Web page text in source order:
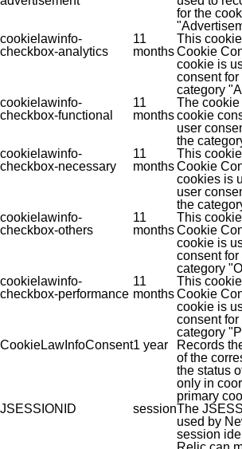
for the
cookielawinfo-
checkbox-analytics
11
months
This
Cookie
cookie is
consent
category
cookielawinfo-
checkbox-functional
11
months
The
cookie
user
the
cookielawinfo-
checkbox-necessary
11
months
This
Cookie
cookies is
user
the
cookielawinfo-
checkbox-others
11
months
This
Cookie
cookie is
consent
category
cookielawinfo-
checkbox-performance
11
months
This
Cookie
cookie is
consent
category
CookieLawInfoConsent1 year
Records
of the
the status
only in
primary
JSESSIONID
sessionThe
used by
session